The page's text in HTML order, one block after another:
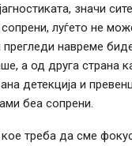
значи
луѓето не
прегледи навреме
а од друга страна
детекција и
беа сопрени.
треба да сме